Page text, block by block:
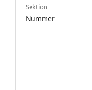
Sektion
Nummer